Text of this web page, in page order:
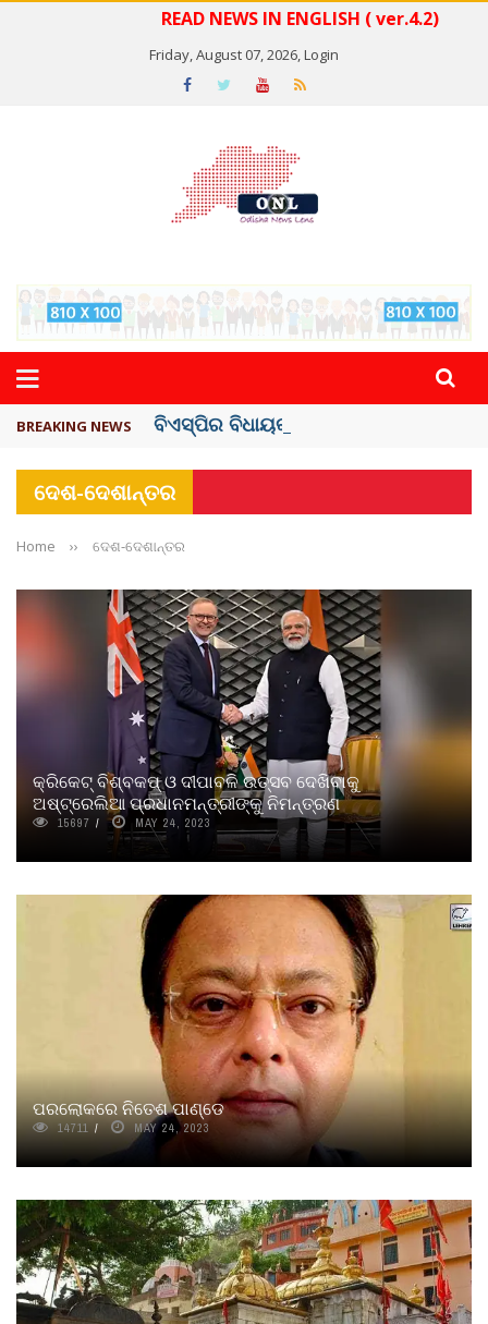
READ NEWS IN ENGLISH ( ver.4.2)
Friday, August 07, 2026,Login
BREAKING NEWS ବିଏସ୍‌ପିର ବିଧାୟକ ଉମା ଶଙ୍କର ସିଂହଙ୍କ ...
ଦେଶ-ଦେଶାନ୍ତର
Home ›› ଦେଶ-ଦେଶାନ୍ତର
କ୍ରିକେଟ୍‌ ବିଶ୍ବକପ୍‌ ଓ ଦୀପାବଳି ଉତ୍ସବ ଦେଖିବାକୁ
ଅଷ୍ଟ୍ରେଲିଆ ପ୍ରଧାନମନ୍ତ୍ରୀଙ୍କୁ ନିମନ୍ତ୍ରଣ
15697 MAY 24, 2023
ପରଲୋକରେ ନିତେଶ ପାଣ୍ଡେ
14711 MAY 24, 2023